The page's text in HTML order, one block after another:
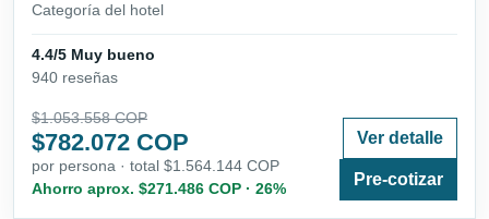
Categoría del hotel
4.4/5 Muy bueno
940 reseñas
$1.053.558 COP
$782.072 COP
por persona · total $1.564.144 COP
Ahorro aprox. $271.486 COP · 26%
Ver detalle
Pre-cotizar